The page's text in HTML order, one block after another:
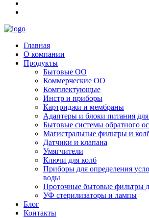
Главная
О компании
Продукты
Бытовые ОО
Коммерческие ОО
Комплектующые
Инстр и приборы
Картриджи и мембраны
Адаптеры и блоки питания для
Бытовые системы обратного
Магистральные фильтры и
Датчики и клапана
Умягчители
Ключи для колб
Приборы для определения
воды
Проточные бытовые фильтры
УФ стерилизаторы и лампы
Блог
Контакты